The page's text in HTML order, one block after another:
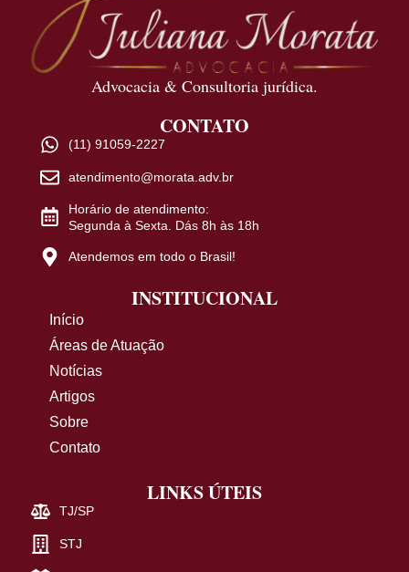
Advocacia & Consultoria jurídica.
CONTATO
(11) 91059-2227
atendimento@morata.adv.br
Horário de atendimento:
Segunda à Sexta. Dás 8h às 18h
Atendemos em todo o Brasil!
INSTITUCIONAL
Início
Áreas de Atuação
Notícias
Artigos
Sobre
Contato
LINKS ÚTEIS
TJ/SP
STJ